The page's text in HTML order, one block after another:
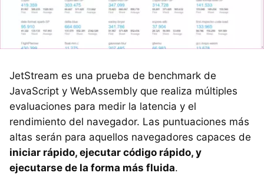
JetStream es una prueba de benchmark de
JavaScript y WebAssembly que realiza múltiples
evaluaciones para medir la latencia y el
rendimiento del navegador. Las puntuaciones más
altas serán para aquellos navegadores capaces de
iniciar rápido, ejecutar código rápido, y
ejecutarse de la forma más fluida.